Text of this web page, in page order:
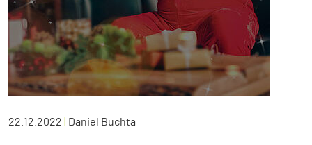
22.12.2022 | Daniel Buchta